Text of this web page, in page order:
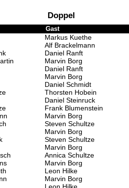
Doppel
Gast
Markus Kuethe
Alf Brackelmann
Daniel Ranft
Marvin Borg
Daniel Ranft
Marvin Borg
Daniel Schmidt
Thorsten Hobein
Daniel Steinruck
Frank Blumenstein
Marvin Borg
Steven Schultze
Marvin Borg
Steven Schultze
Marvin Borg
Annica Schultze
Marvin Borg
Leon Hilke
Marvin Borg